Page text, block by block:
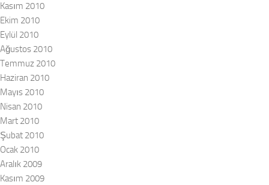
Kasım 2010
Ekim 2010
Eylül 2010
Ağustos 2010
Temmuz 2010
Haziran 2010
Mayıs 2010
Nisan 2010
Mart 2010
Şubat 2010
Ocak 2010
Aralık 2009
Kasım 2009